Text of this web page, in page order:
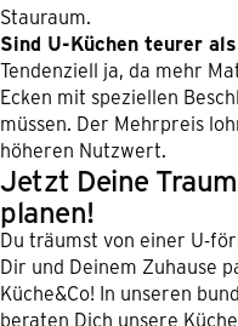
Stauraum.
Sind U-Küchen teurer
Tendenziell ja, da mehr
Ecken mit speziellen
müssen. Der Mehrpreis
höheren Nutzwert.
Jetzt Deine
planen!
Du träumst von einer U-
Dir und Deinem Zuhause
Küche&Co! In unseren
beraten Dich unsere